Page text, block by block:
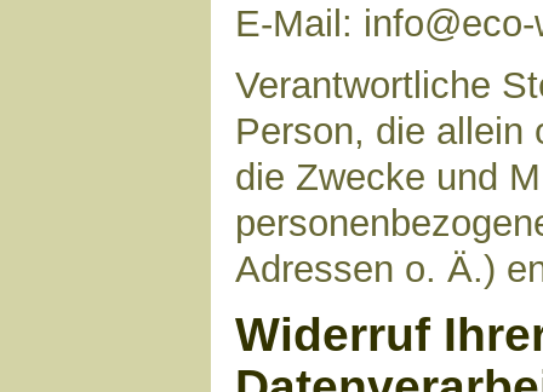
E-Mail:
Verantwortliche
Person, die allein
die Zwecke und
Adressen o. Ä.)
Widerruf